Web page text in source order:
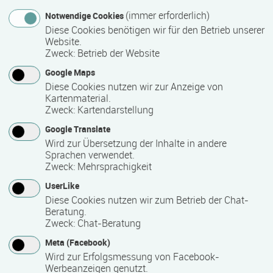
Anmeldeende
09.08.2026
Mindest­teilnehmer­anzahl
Maximale Teilnehmerzahl
Teilnahmegebühr
Hinweis des Datenbankbetreibers: Bitte erfragen Sie beim
Anbieter eventuell auftretende Nebenkosten!
Notwendige Cookies (immer erforderlich)
Diese Cookies benötigen wir für den Betrieb unserer
Website.
Zweck: Betrieb der Website
Google Maps
Diese Cookies nutzen wir zur Anzeige von
Kartenmaterial.
Zweck: Kartendarstellung
Google Translate
Wird zur Übersetzung der Inhalte in andere
Sprachen verwendet.
Zweck: Mehrsprachigkeit
UserLike
Diese Cookies nutzen wir zum Betrieb der Chat-
Beratung.
Zweck: Chat-Beratung
Meta (Facebook)
Wird zur Erfolgsmessung von Facebook-
Werbeanzeigen genutzt.